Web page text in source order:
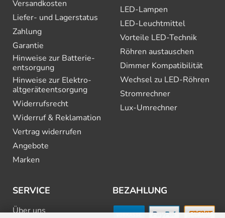
Versandkosten
Liefer- und Lagerstatus
Zahlung
Garantie
Hinweise zur Batterie­
entsorgung
Hinweise zur Elektro­
altgeräte­entsorgung
Widerrufsrecht
Widerruf & Reklamation
Vertrag widerrufen
Angebote
Marken
LED-Lampen
LED-Leuchtmittel
Vorteile LED-Technik
Röhren austauschen
Dimmer Kompatibilität
Wechsel zu LED-Röhren
Stromrechner
Lux-Umrechner
SERVICE
Über uns
BEZAHLUNG